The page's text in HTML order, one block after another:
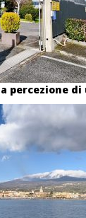
percezione di